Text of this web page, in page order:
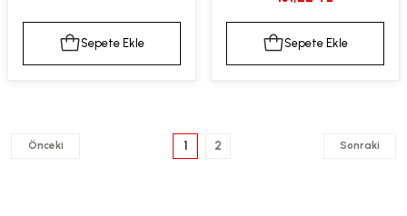
Sepete Ekle Sepete Ekle
1 2